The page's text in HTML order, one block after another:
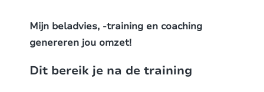
Mijn beladvies, -training en coaching
genereren jou omzet!
Dit bereik je na de training